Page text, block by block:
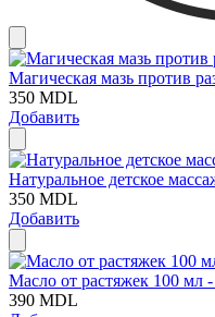
Магическая мазь против
350 MDL
Добавить
Натуральное детское
350 MDL
Добавить
Масло от растяжек 100 мл
390 MDL